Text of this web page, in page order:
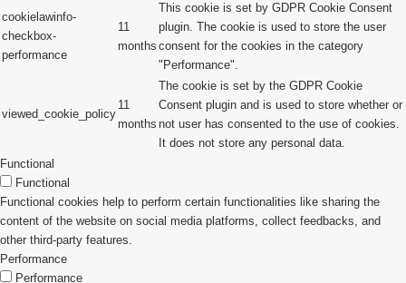
cookielawinfo-
checkbox-
performance
11
months
This cookie is set by GDPR Cookie Consent
plugin. The cookie is used to store the user
consent for the cookies in the category
"Performance".
viewed_cookie_policy
11
months
The cookie is set by the GDPR Cookie
Consent plugin and is used to store whether or
not user has consented to the use of cookies.
It does not store any personal data.
Functional
Functional
Functional cookies help to perform certain functionalities like sharing the
content of the website on social media platforms, collect feedbacks, and
other third-party features.
Performance
Performance